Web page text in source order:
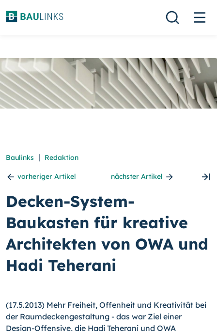
Baulinks | Redaktion
vorheriger Artikel nächster Artikel
Decken-System-
Baukasten für kreative
Architekten von OWA und
Hadi Teherani
(17.5.2013) Mehr Freiheit, Offenheit und Kreativität bei
der Raumdeckengestaltung - das war Ziel einer
Design-Offensive, die Hadi Teherani und OWA